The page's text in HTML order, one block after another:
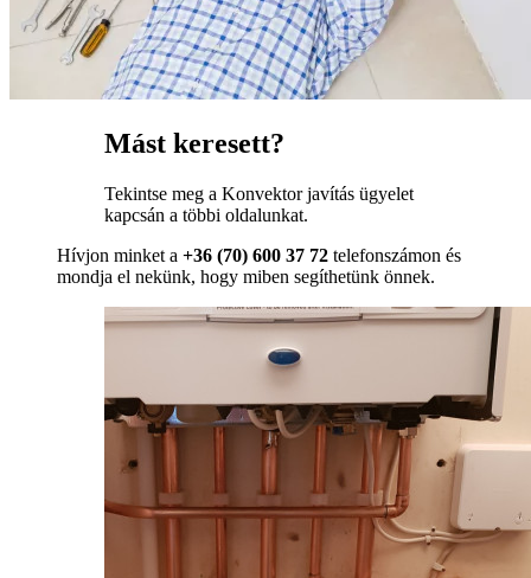
Mást keresett?
Tekintse meg a Konvektor javítás ügyelet
kapcsán a többi oldalunkat.
Hívjon minket a +36 (70) 600 37 72 telefonszámon és
mondja el nekünk, hogy miben segíthetünk önnek.